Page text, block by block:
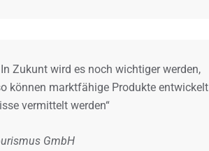
Zukunt wird es noch wichtiger werden,
können marktfähige Produkte entwickelt
vermittelt werden“
GmbH